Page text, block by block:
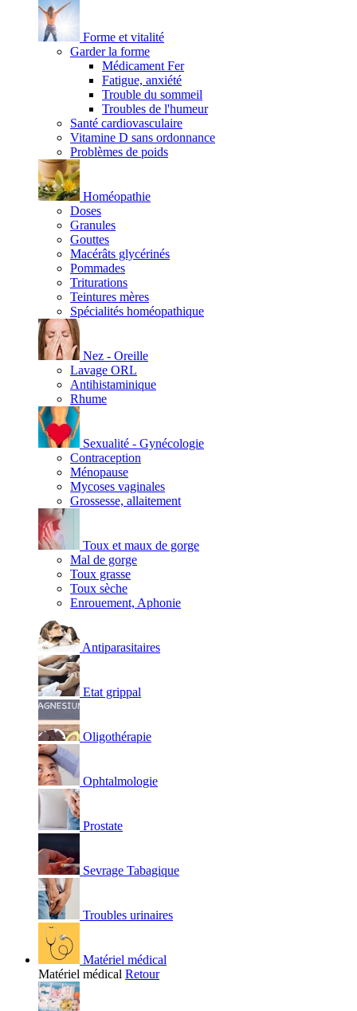
Forme et vitalité
Garder la forme
Médicament Fer
Fatigue, anxiété
Trouble du sommeil
Troubles de l'humeur
Santé cardiovasculaire
Vitamine D sans ordonnance
Problèmes de poids
Homéopathie
Doses
Granules
Gouttes
Macérâts glycérinés
Pommades
Triturations
Teintures mères
Spécialités homéopathique
Nez - Oreille
Lavage ORL
Antihistaminique
Rhume
Sexualité - Gynécologie
Contraception
Ménopause
Mycoses vaginales
Grossesse, allaitement
Toux et maux de gorge
Mal de gorge
Toux grasse
Toux sèche
Enrouement, Aphonie
Antiparasitaires
Etat grippal
Oligothérapie
Ophtalmologie
Prostate
Sevrage Tabagique
Troubles urinaires
Matériel médical
Matériel médical Retour